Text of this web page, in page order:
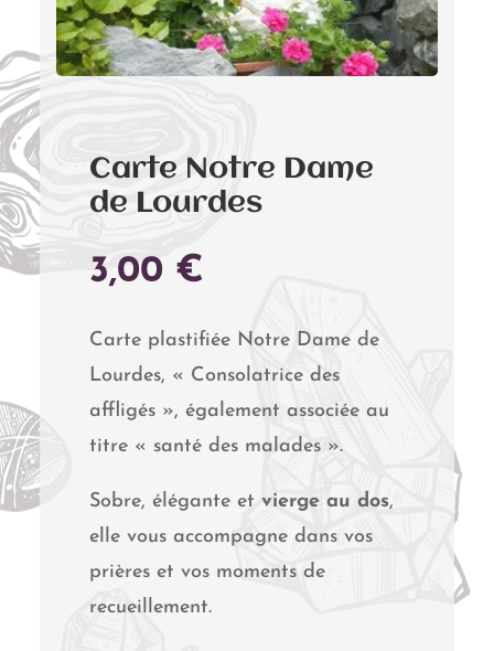
Carte Notre Dame
de Lourdes
3,00 €
Carte plastifiée Notre Dame de
Lourdes, « Consolatrice des
affligés », également associée au
titre « santé des malades ».
Sobre, élégante et vierge au dos,
elle vous accompagne dans vos
prières et vos moments de
recueillement.